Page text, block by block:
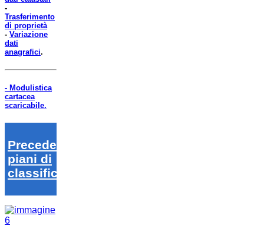
-
Trasferimento
di proprietà
- Variazione
dati
anagrafici.
- Modulistica
cartacea
scaricabile.
Precedenti
piani di
classifica